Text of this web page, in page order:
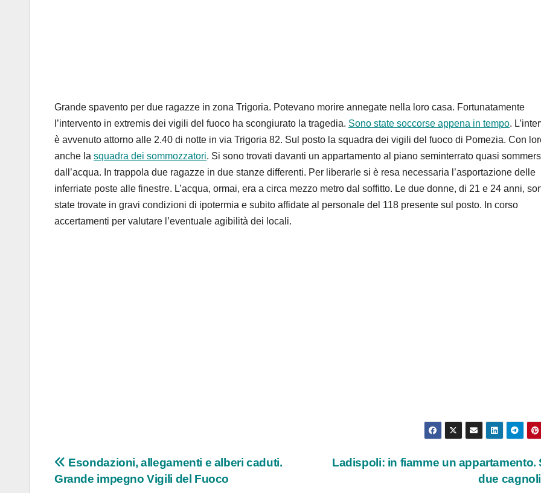
Grande spavento per due ragazze in zona Trigoria. Potevano morire annegate nella loro casa. Fortunatamente
l’intervento in extremis dei vigili del fuoco ha scongiurato la tragedia. Sono state soccorse appena in tempo.
è avvenuto attorno alle 2.40 di notte in via Trigoria 82. Sul posto la squadra dei vigili del fuoco di Pomezia. Con
anche la squadra dei sommozzatori. Si sono trovati davanti un appartamento al piano seminterrato quasi
dall’acqua. In trappola due ragazze in due stanze differenti. Per liberarle si è resa necessaria l’asportazione delle
inferriate poste alle finestre. L’acqua, ormai, era a circa mezzo metro dal soffitto. Le due donne, di 21 e 24 anni,
state trovate in gravi condizioni di ipotermia e subito affidate al personale del 118 presente sul posto. In corso
accertamenti per valutare l’eventuale agibilità dei locali.
Navigazione
Ladispoli: in fiamme un appartamento.
due
Esondazioni, allegamenti e alberi caduti.
Grande impegno Vigili del Fuoco